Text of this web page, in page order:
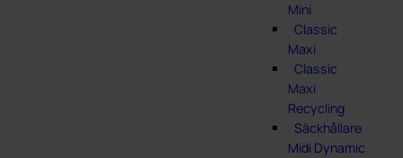
Mini
Classic
Maxi
Classic
Maxi
Recycling
Säckhållare
Midi Dynamic